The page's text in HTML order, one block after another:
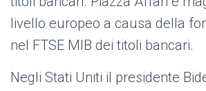
livello europeo a causa della
nel FTSE MIB dei titoli bancari.
Negli Stati Uniti il presidente